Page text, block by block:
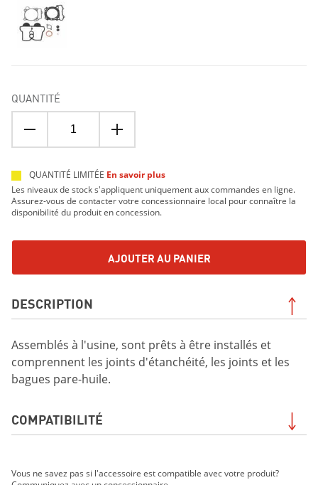
QUANTITÉ
QUANTITÉ LIMITÉE En savoir plus
Les niveaux de stock s'appliquent uniquement aux commandes en ligne.
Assurez-vous de contacter votre concessionnaire local pour connaître la
disponibilité du produit en concession.
AJOUTER AU PANIER
DESCRIPTION
Assemblés à l'usine, sont prêts à être installés et
comprennent les joints d'étanchéité, les joints et les
bagues pare-huile.
COMPATIBILITÉ
VIKING DAE SE 2019
Vous ne savez pas si l'accessoire est compatible avec votre produit?